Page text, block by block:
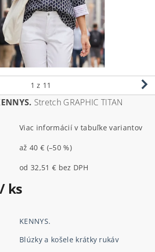
1 z 11
Stretch GRAPHIC TITAN
Viac informácií v tabuľke variantov
až40 € (–50 %)
od 32,51 € bez DPH
/ ks
KENNYS.
Blúzky a košele krátky rukáv